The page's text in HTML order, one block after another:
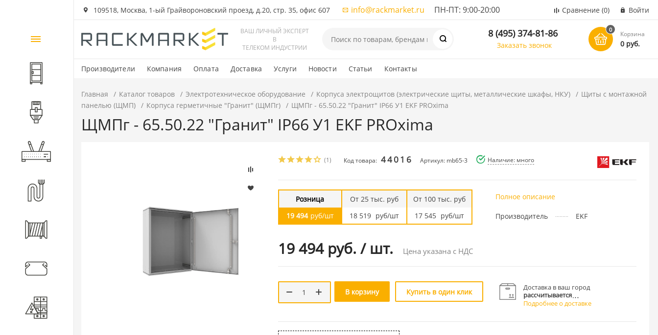
109518, Москва, 1-ый Грайвороновский проезд, д.20, стр. 35, офис 607 info@rackmarket.ru ПН-ПТ: 9:00-20:00 Сравнение (0) Войти
ВАШ ЛИЧНЫЙ ЭКСПЕРТ
В
ТЕЛЕКОМ ИНДУСТРИИ
8 (495) 374-81-86
Заказать звонок
0
Корзина
0 руб.
Производители Компания Оплата Доставка Услуги Новости Статьи Контакты
Каталог
товаров
Шкафы и стойки
Главная Каталог товаров Электротехническое оборудование Корпуса электрощитов (электрические щиты, металлические шкафы, НКУ)
Щиты с монтажной
панелью (ЩМП)
Корпуса герметичные "Гранит" (ЩМПг) ЩМПг - 65.50.22 "Гранит" IP66 У1 EKF PROxima
ЩМПг - 65.50.22 "Гранит" IP66 У1 EKF PROxima
(1) Код товара: 44016 Артикул: mb65-3 Наличие: много
Розница
19 494 руб/шт
От 25 тыс. руб
18 519 руб/шт
От 100 тыс. руб
17 545 руб/шт
19 494 руб. / шт. Цена указана с НДС
Полное описание
Производитель EKF
В корзину Купить в один клик
Доставка в ваш город
рассчитывается
Подробнее о доставке